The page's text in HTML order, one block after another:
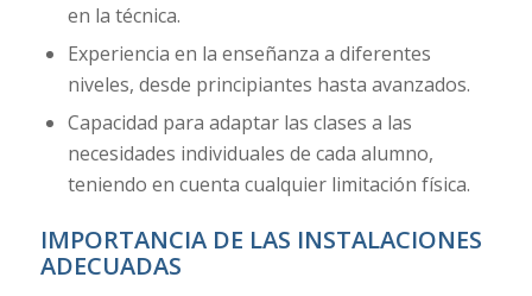
en la técnica.
Experiencia en la enseñanza a diferentes
niveles, desde principiantes hasta avanzados.
Capacidad para adaptar las clases a las
necesidades individuales de cada alumno,
teniendo en cuenta cualquier limitación física.
IMPORTANCIA DE LAS INSTALACIONES
ADECUADAS